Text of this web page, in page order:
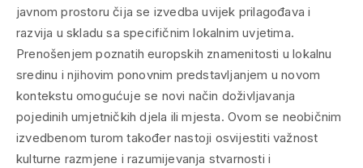
javnom prostoru čija se izvedba uvijek prilagođava i
razvija u skladu sa specifičnim lokalnim uvjetima.
Prenošenjem poznatih europskih znamenitosti u lokalnu
sredinu i njihovim ponovnim predstavljanjem u novom
kontekstu omogućuje se novi način doživljavanja
pojedinih umjetničkih djela ili mjesta. Ovom se neobičnim
izvedbenom turom također nastoji osvijestiti važnost
kulturne razmjene i razumijevanja stvarnosti i